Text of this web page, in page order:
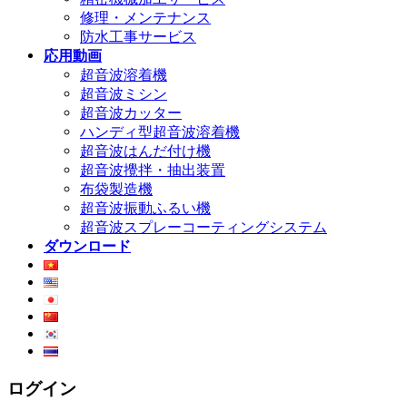
修理・メンテナンス
防水工事サービス
応用動画
超音波溶着機
超音波ミシン
超音波カッター
ハンディ型超音波溶着機
超音波はんだ付け機
超音波攪拌・抽出装置
布袋製造機
超音波振動ふるい機
超音波スプレーコーティングシステム
ダウンロード
ログイン